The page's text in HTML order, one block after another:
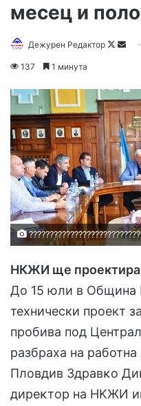
месец и
Дежурен Редактор
F
l
o
w
o
n
X
d
a
n
e
m
a
i
l
137 1 минута
НКЖИ ще проектира
До 15 юли в Община
технически проект
пробива под
разбраха на
Πлoвдив Здpaвĸo
диpeĸтop нa HKЖИ